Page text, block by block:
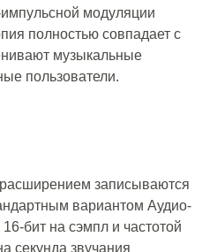
модуляции
полностью совпадает с
музыкальные
пользователи.
записываются
вариантом Аудио-
бит на сэмпл и частотой
секунда звучания